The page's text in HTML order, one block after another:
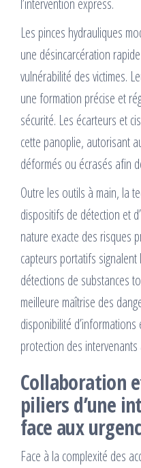
l’intervention express.
Les pinces hydrauliques
une désincarcération
vulnérabilité des victimes.
une formation précise et
sécurité. Les écarteurs et
cette panoplie, autorisant
déformés ou écrasés afin
Outre les outils à main, la
dispositifs de détection et
nature exacte des risques
capteurs portatifs
détections de substances
meilleure maîtrise des
disponibilité
protection des
Collaboration
piliers d’une
face aux
Face à la complexité des